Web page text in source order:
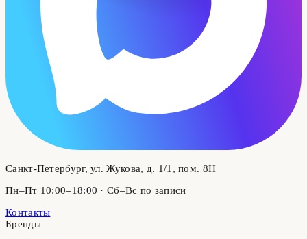
Санкт-Петербург, ул. Жукова, д. 1/1, пом. 8Н
Пн–Пт 10:00–18:00 · Сб–Вс по записи
Контакты
Бренды